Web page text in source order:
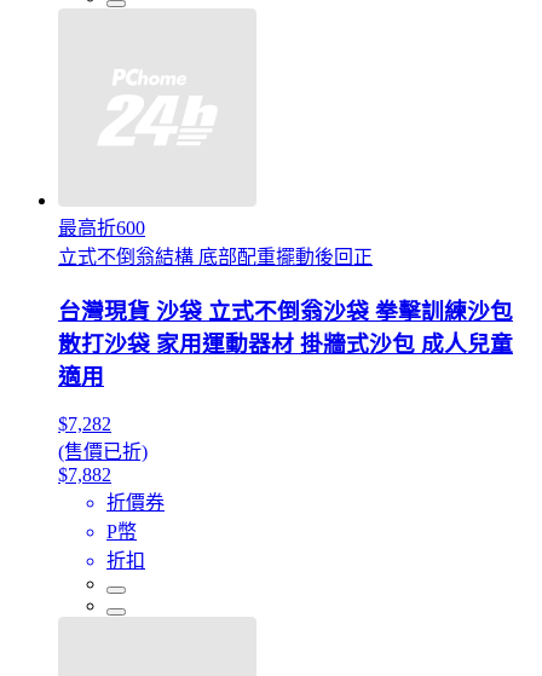
最高折600
立式不倒翁結構 底部配重擺動後回正
台灣現貨 沙袋 立式不倒翁沙袋 拳擊訓練沙包
散打沙袋 家用運動器材 掛牆式沙包 成人兒童
適用
$7,282
(售價已折)
$7,882
折價券
P幣
折扣